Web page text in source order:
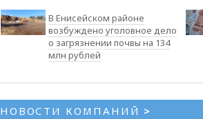
В Енисейском районе
возбуждено уголовное дело
о загрязнении почвы на 134
млн рублей
НОВОСТИ КОМПАНИЙ >